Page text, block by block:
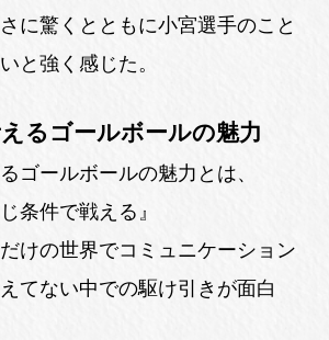
に驚くとともに小宮選手のこと
と強く感じた。
るゴールボールの魅力
ゴールボールの魅力とは、
条件で戦える』
けの世界でコミュニケーション
てない中での駆け引きが面白